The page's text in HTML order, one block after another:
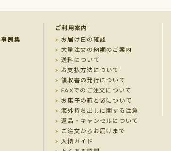
例集
ご利用案内
お届け日の確認
大量注文の納期のご案内
送料について
お支払方法について
領収書の発行について
FAXでのご注文について
お菓子の箱と袋について
海外持ち出しに関する注意
返品・キャンセルについて
ご注文からお届けまで
入稿ガイド